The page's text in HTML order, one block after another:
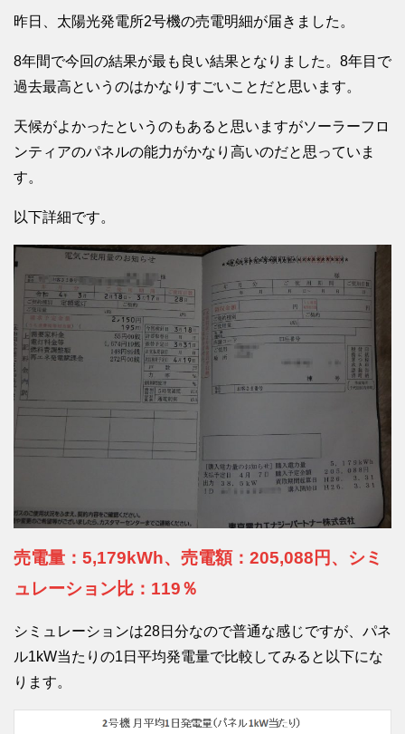
昨日、太陽光発電所2号機の売電明細が届きました。
8年間で今回の結果が最も良い結果となりました。8年目で
過去最高というのはかなりすごいことだと思います。
天候がよかったというのもあると思いますがソーラーフロ
ンティアのパネルの能力がかなり高いのだと思っていま
す。
以下詳細です。
売電量：5,179kWh、売電額：205,088円、シミ
ュレーション比：119％
シミュレーションは28日分なので普通な感じですが、パネ
ル1kW当たりの1日平均発電量で比較してみると以下にな
ります。